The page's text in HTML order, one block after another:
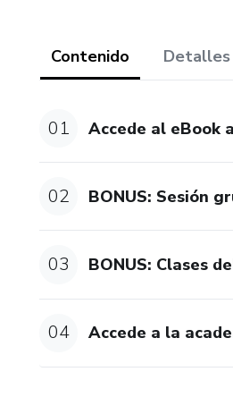
Contenido Detalles
01 Accede al eBook
02 BONUS: Sesión
03 BONUS: Clases
04 Accede a la